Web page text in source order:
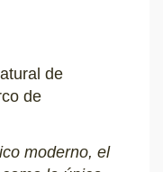
de
de
moderno, el